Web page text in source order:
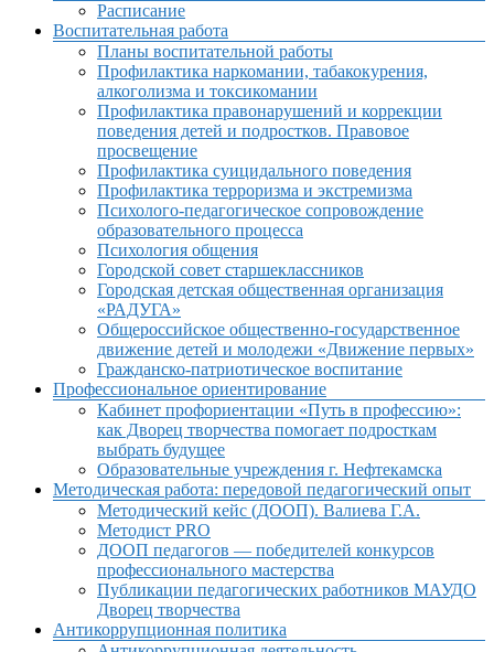
Расписание
Воспитательная работа
Планы воспитательной работы
Профилактика наркомании, табакокурения,
алкоголизма и токсикомании
Профилактика правонарушений и коррекции
поведения детей и подростков. Правовое
просвещение
Профилактика суицидального поведения
Профилактика терроризма и экстремизма
Психолого-педагогическое сопровождение
образовательного процесса
Психология общения
Городской совет старшеклассников
Городская детская общественная организация
«РАДУГА»
Общероссийское общественно-государственное
движение детей и молодежи «Движение первых»
Гражданско-патриотическое воспитание
Профессиональное ориентирование
Кабинет профориентации «Путь в профессию»:
как Дворец творчества помогает подросткам
выбрать будущее
Образовательные учреждения г. Нефтекамска
Методическая работа: передовой педагогический опыт
Методический кейс (ДООП). Валиева Г.А.
Методист PRO
ДООП педагогов — победителей конкурсов
профессионального мастерства
Публикации педагогических работников МАУДО
Дворец творчества
Антикоррупционная политика